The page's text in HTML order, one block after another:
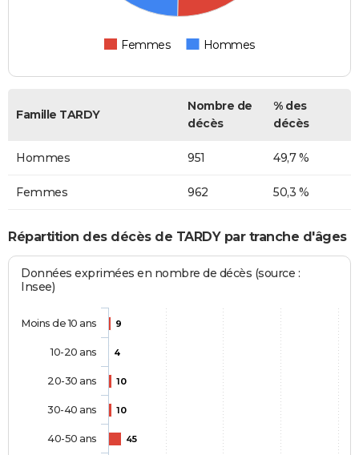
Femmes Hommes
Famille TARDY
Nombre de
décès
% des
décès
Hommes 951 49,7 %
Femmes 962 50,3 %
Répartition des décès de TARDY par tranche d'âges
Données exprimées en nombre de décès (source :
Insee)
9
4
10
10
45
Moins de 10 ans
10-20 ans
20-30 ans
30-40 ans
40-50 ans